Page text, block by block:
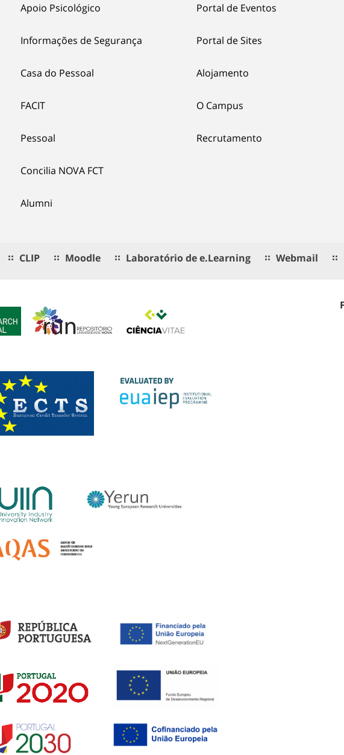
Apoio Psicológico
Informações de Segurança
Casa do Pessoal
FACIT
Pessoal
Concilia NOVA FCT
Alumni
Portal de Eventos
Portal de Sites
Alojamento
O Campus
Recrutamento
CLIP Moodle Laboratório de e.Learning Webmail